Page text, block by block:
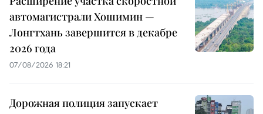
автомагистрали Хошимин —
Лонгтхань завершится в декабре
2026 года
07/08/2026 18:21
Дорожная полиция запускает